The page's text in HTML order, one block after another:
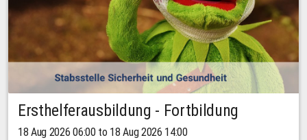
Ersthelferausbildung - Fortbildung
18 Aug 2026 06:00 to 18 Aug 2026 14:00